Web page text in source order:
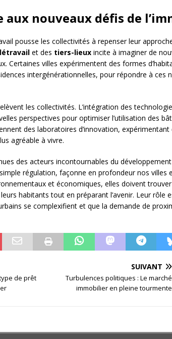
aux nouveaux défis de
pousse les collectivités à repenser leur
et des tiers-lieux incite à imaginer de
Certaines villes expérimentent des formes
intergénérationnelles, pour répondre à ces
les collectivités. L’intégration des
perspectives pour optimiser l’utilisation des
des laboratoires d’innovation,
agréable à vivre.
des acteurs incontournables du
régulation, façonne en profondeur nos villes
et économiques, elles doivent
habitants tout en préparant l’avenir. Leur rôle
se complexifient et que la demande de
de prêt
SUIVANT
Turbulences politiques : Le marché
immobilier en pleine tourmente